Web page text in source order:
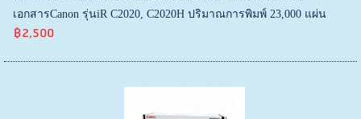
เอกสารCanon รุ่นiR C2020, C2020H ปริมาณการพิมพ์ 23,000 แผ่น
฿2,500